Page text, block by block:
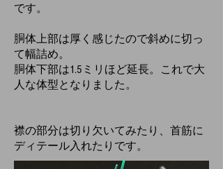
です。
胴体上部は厚く感じたので斜めに切っ
て幅詰め。
胴体下部は1.5ミリほど延長。これで大
人な体型となりました。
襟の部分は切り欠いてみたり、首筋に
ディテール入れたりです。